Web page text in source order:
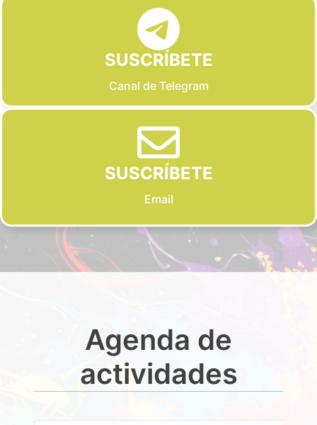
SUSCRÍBETE
Canal de Telegram
SUSCRÍBETE
Email
Agenda de
actividades